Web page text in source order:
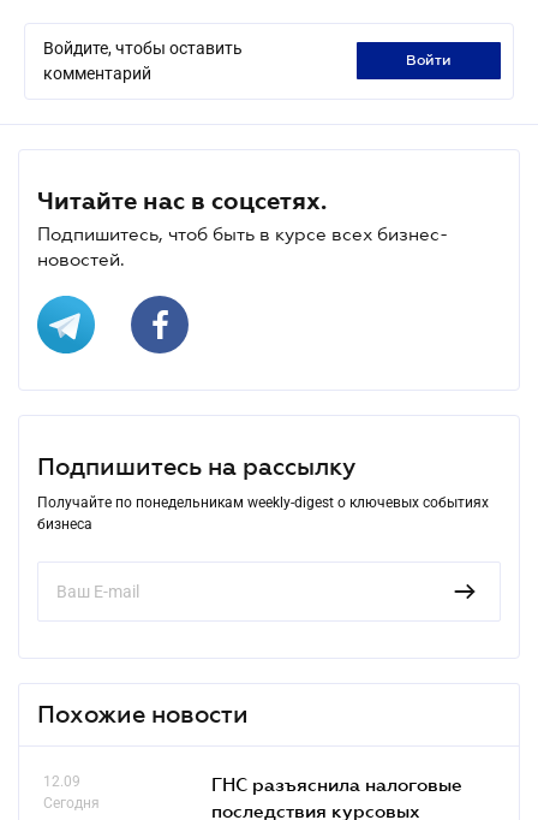
Войдите, чтобы оставить
комментарий
войти
Читайте нас в соцсетях.
Подпишитесь, чтоб быть в курсе всех бизнес-
новостей.
Подпишитесь на рассылку
Получайте по понедельникам weekly-digest о ключевых событиях
бизнеса
Похожие новости
12.09
Сегодня
ГНС разъяснила налоговые
последствия курсовых